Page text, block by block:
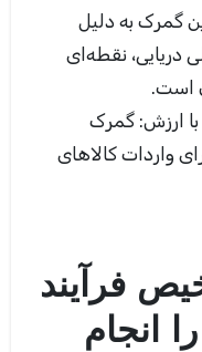
گمرک به دلیل
دریایی، نقطه‌ای
است.
ارزش: گمرک
واردات کالاهای
فرآیند
انجام